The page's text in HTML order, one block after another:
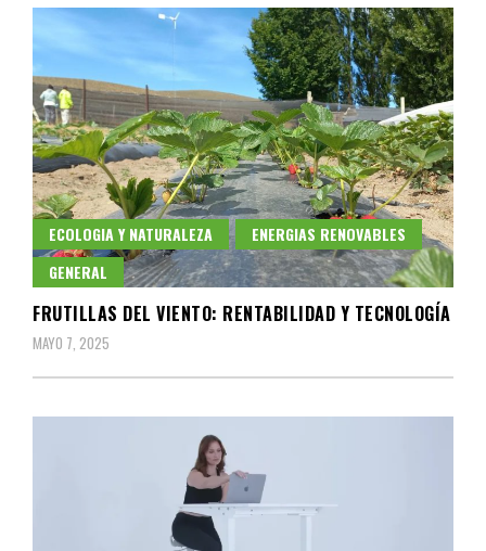
ECOLOGIA Y NATURALEZA
ENERGIAS RENOVABLES
GENERAL
FRUTILLAS DEL VIENTO: RENTABILIDAD Y TECNOLOGÍA
MAYO 7, 2025